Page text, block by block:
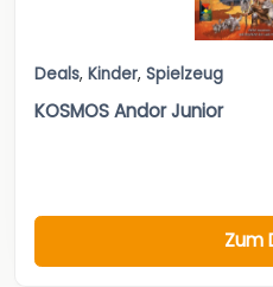
Deals, Kinder, Spielzeug
KOSMOS Andor Junior
Zum